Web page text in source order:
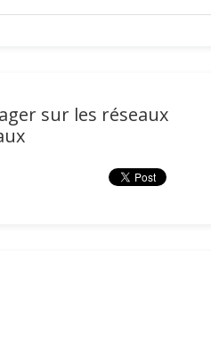
sur les réseaux